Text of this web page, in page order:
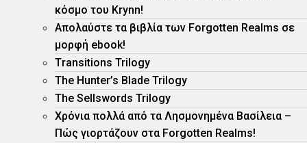
κόσμο του Krynn!
Απολαύστε τα βιβλία των Forgotten Realms σε
μορφή ebook!
Τransitions Trilogy
The Hunter’s Blade Trilogy
Τhe Sellswords Trilogy
Χρόνια πολλά από τα Λησμονημένα Βασίλεια –
Πώς γιορτάζουν στα Forgotten Realms!